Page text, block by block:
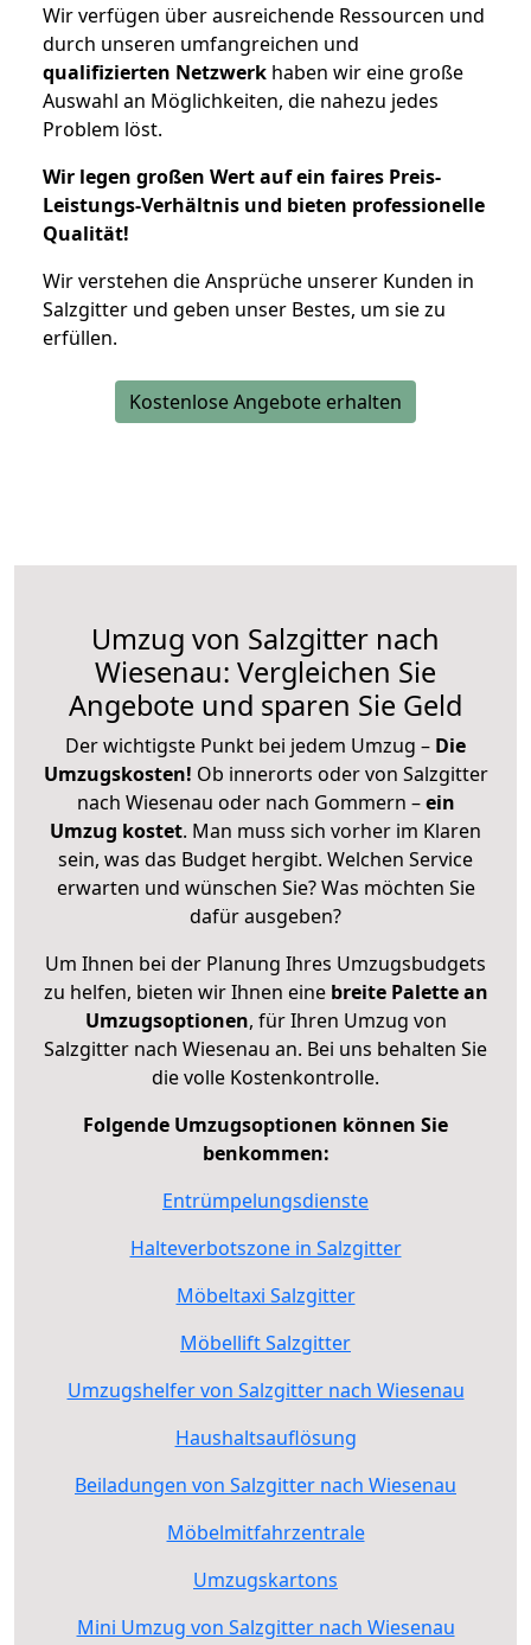
Wir verfügen über ausreichende Ressourcen und
durch unseren umfangreichen und
qualifizierten Netzwerk haben wir eine große
Auswahl an Möglichkeiten, die nahezu jedes
Problem löst.
Wir legen großen Wert auf ein faires Preis-
Leistungs-Verhältnis und bieten professionelle
Qualität!
Wir verstehen die Ansprüche unserer Kunden in
Salzgitter und geben unser Bestes, um sie zu
erfüllen.
Kostenlose Angebote erhalten
Umzug von Salzgitter nach
Wiesenau: Vergleichen Sie
Angebote und sparen Sie Geld
Der wichtigste Punkt bei jedem Umzug – Die
Umzugskosten! Ob innerorts oder von Salzgitter
nach Wiesenau oder nach Gommern –ein
Umzug kostet. Man muss sich vorher im Klaren
sein, was das Budget hergibt. Welchen Service
erwarten und wünschen Sie? Was möchten Sie
dafür ausgeben?
Um Ihnen bei der Planung Ihres Umzugsbudgets
zu helfen, bieten wir Ihnen eine breite Palette an
Umzugsoptionen, für Ihren Umzug von
Salzgitter nach Wiesenau an. Bei uns behalten Sie
die volle Kostenkontrolle.
Folgende Umzugsoptionen können Sie
benkommen:
Entrümpelungsdienste
Halteverbotszone in Salzgitter
Möbeltaxi Salzgitter
Möbellift Salzgitter
Umzugshelfer von Salzgitter nach Wiesenau
Haushaltsauflösung
Beiladungen von Salzgitter nach Wiesenau
Möbelmitfahrzentrale
Umzugskartons
Mini Umzug von Salzgitter nach Wiesenau